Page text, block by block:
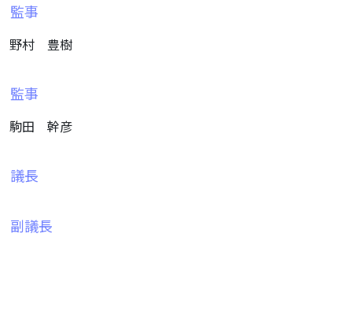
監事
野村 豊樹
監事
駒田 幹彦
議長
副議長